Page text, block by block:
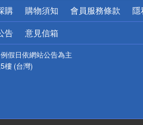
購 購物須知 會員服務條款 隱
告 意見信箱
假日依網站公告為主
樓 (台灣)